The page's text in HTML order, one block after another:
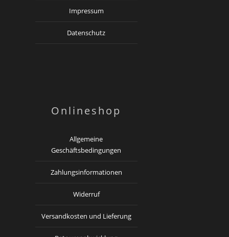
Impressum
Datenschutz
Onlineshop
Allgemeine
Geschäftsbedingungen
Zahlungsinformationen
Widerruf
Versandkosten und Lieferung